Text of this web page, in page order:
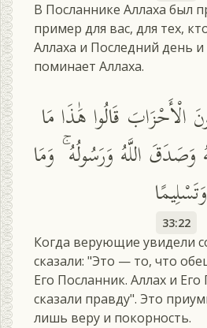
В Посланнике Аллаха был
пример для вас, для тех,
Аллаха и Последний день
поминает Аллаха.
الْأَحْزَابَ قَالُوا هَٰذَا مَا
وَصَدَقَ اللَّهُ وَرَسُولُهُ ۚ وَمَا
33:22
Когда верующие увидели
сказали: "Это — то, что
Его Посланник. Аллах и
сказали правду". Это
лишь веру и покорность.